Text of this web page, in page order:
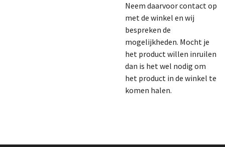
Neem daarvoor contact op
met de winkel en wij
bespreken de
mogelijkheden. Mocht je
het product willen inruilen
dan is het wel nodig om
het product in de winkel te
komen halen.